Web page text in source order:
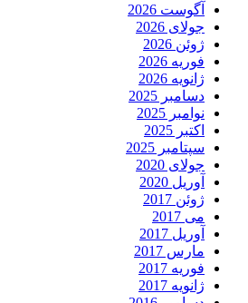
آگوست 2026
جولای 2026
ژوئن 2026
فوریه 2026
ژانویه 2026
دسامبر 2025
نوامبر 2025
اکتبر 2025
سپتامبر 2025
جولای 2020
آوریل 2020
ژوئن 2017
می 2017
آوریل 2017
مارس 2017
فوریه 2017
ژانویه 2017